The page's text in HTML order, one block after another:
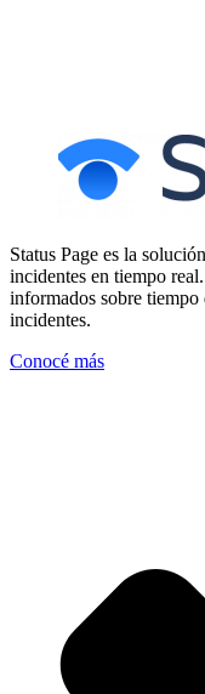
Status Page es la
incidentes en tiempo
informados sobre
incidentes.
Conocé más